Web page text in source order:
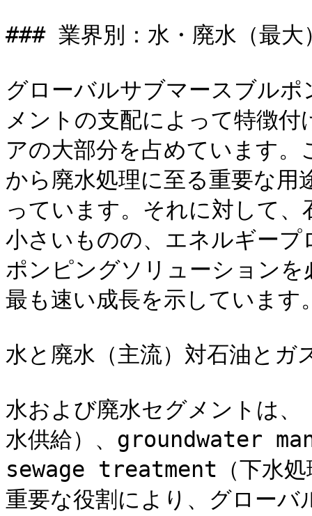
### 業界別：水・廃水（最大
グローバルサブマースブル
メントの支配によって特徴
アの大部分を占めています
から廃水処理に至る重要な用
っています。それに対して
小さいものの、エネルギー
ポンピングソリューション
最も速い成長を示しています
水と廃水（主流）対石油とガ
水および廃水セグメント
水供給）、groundwater
sewage treatment（下水処
重要な役割により、グロー